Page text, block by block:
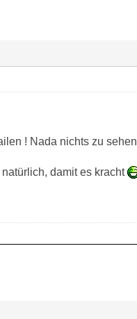
! Nada nichts zu
damit es kracht